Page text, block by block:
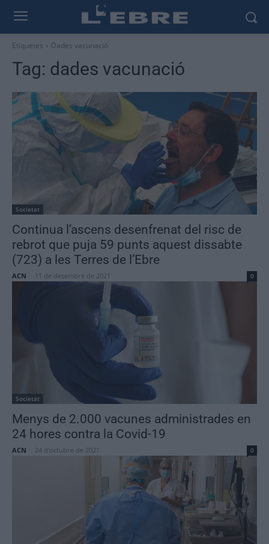
Etiquetes Dades vacunació
Tag: dades vacunació
Societat
Continua l’ascens desenfrenat del risc de
rebrot que puja 59 punts aquest dissabte
(723) a les Terres de l’Ebre
ACN 11 de desembre de 2021 0
Societat
Menys de 2.000 vacunes administrades en
24 hores contra la Covid-19
ACN 24 d'octubre de 2021 0